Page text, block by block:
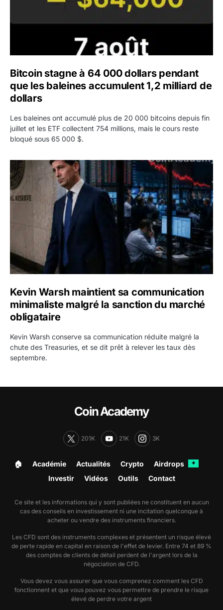
Bitcoin stagne à 64 000 dollars pendant
que les baleines accumulent 1,2 milliard de
dollars
Les baleines ont accumulé plus de 20 000 bitcoins depuis fin
juillet et les ETF collectent 754 millions, mais le cours reste
bloqué sous 65 000 $.
Kevin Warsh maintient sa communication minimaliste
Kevin Warsh maintient sa communication
minimaliste malgré la sanction du marché
obligataire
Kevin Warsh conserve sa communication réduite malgré la
chute des Treasuries, et se dit prêt à relever les taux dès
septembre.
Coin Academy
201K 21K 3K
🏠︎ Académie Actualités Crypto Airdrops ✦
Investir Vidéos Outils Contact
Ce site et les informations qui y sont publiées ne constituent en aucun
cas des conseils en investissement ni une incitation quelconque à
acheter ou vendre des instruments financiers.
Les CFD sont des instruments complexes et présentent un risque élevé
de perte rapide en capital en raison de l'effet de levier. Entre 74 et 89 %
des comptes de clients de détail perdent de l'argent lors de la
négociation de CFD.
Vous devez vous assurer que vous comprenez comment les CFD
fonctionnent et que vous pouvez vous permettre de prendre le risque
élevé de perdre votre argent